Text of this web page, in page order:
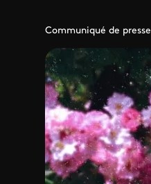
Communiqué de presse